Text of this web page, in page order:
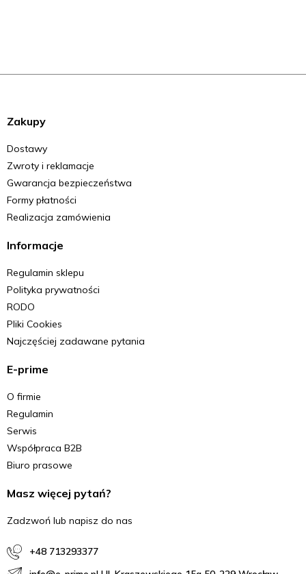
Zakupy
Dostawy
Zwroty i reklamacje
Gwarancja bezpieczeństwa
Formy płatności
Realizacja zamówienia
Informacje
Regulamin sklepu
Polityka prywatności
RODO
Pliki Cookies
Najczęściej zadawane pytania
E-prime
O firmie
Regulamin
Serwis
Współpraca B2B
Biuro prasowe
Masz więcej pytań?
Zadzwoń lub napisz do nas
+48 713293377